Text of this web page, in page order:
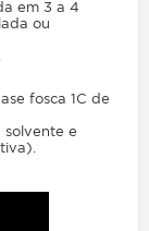
em 3 a 4
ou
fosca 1C de
solvente e